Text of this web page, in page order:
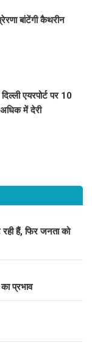
बांटेंगी कैथरीन
एयरपोर्ट पर 10
में देरी
हैं, फिर जनता को
प्रभाव